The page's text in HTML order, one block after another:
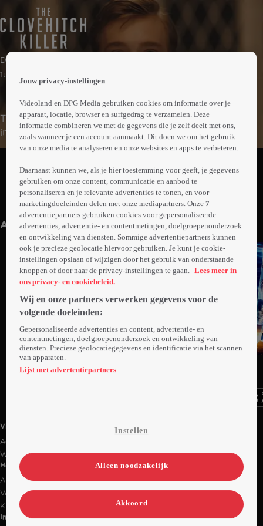
Drama | Misdaad | Mysterie
1uur44min
Tiener Tyler en zijn vader Don zijn gerespecteerde
inwoners van een rustig dorp in Kentucky. Tien jaar
eerder heeft een seriemoordenaar enkele vrouwen op
een mysterie wie de dader is. Als Tyler in de schuur van
zijn vader een reeks verontrustende foto's vindt die
mogelijk verband houden met de moorden, staat zijn
leven compleet op zijn kop. Gebaseerd op een
waargebeurd verhaal.
Abonneren op Videoland
Meer
info
Anderen kijken ook
Ga
naar
Trailer
Videoland
Actiecode
Werken bij RTL
Handige links
Alle films & series
Veelgestelde vragen
Klantenservice
Informatie
Jouw privacy-instellingen
Videoland en DPG Media gebruiken cookies om informatie over je
apparaat, locatie, browser en surfgedrag te verzamelen. Deze
informatie combineren we met de gegevens die je zelf deelt met ons,
zoals wanneer je een account aanmaakt. Dit doen we om het gebruik
van onze media te analyseren en onze websites en apps te verbeteren.
Daarnaast kunnen we, als je hier toestemming voor geeft, je gegevens
gebruiken om onze content, communicatie en aanbod te
personaliseren en je relevante advertenties te tonen, en voor
marketingdoeleinden delen met onze mediapartners. Onze7
advertentiepartners gebruiken cookies voor gepersonaliseerde
advertenties, advertentie- en contentmetingen, doelgroepenonderzoek
en ontwikkeling van diensten. Sommige advertentiepartners kunnen
ook je precieze geolocatie hiervoor gebruiken. Je kunt je cookie-
instellingen opslaan of wijzigen door het gebruik van onderstaande
knoppen of door naar de privacy-instellingen te gaan.
Lees meer in
ons privacy- en cookiebeleid.
Wij en onze partners verwerken gegevens voor de
volgende doeleinden:
Gepersonaliseerde advertenties en content, advertentie- en
contentmetingen, doelgroepenonderzoek en ontwikkeling van
diensten. Precieze geolocatiegegevens en identificatie via het scannen
van apparaten.
Lijst met advertentiepartners
Instellen
Alleen noodzakelijk
Akkoord